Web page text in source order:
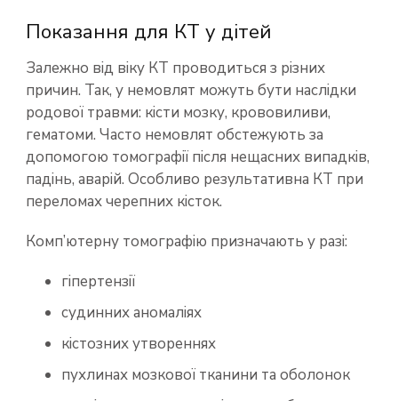
Показання для КТ у дітей
Залежно від віку КТ проводиться з різних
причин. Так, у немовлят можуть бути наслідки
родової травми: кісти мозку, крововиливи,
гематоми. Часто немовлят обстежують за
допомогою томографії після нещасних випадків,
падінь, аварій. Особливо результативна КТ при
переломах черепних кісток.
Комп’ютерну томографію призначають у разі:
гіпертензії
судинних аномаліях
кістозних утвореннях
пухлинах мозкової тканини та оболонок